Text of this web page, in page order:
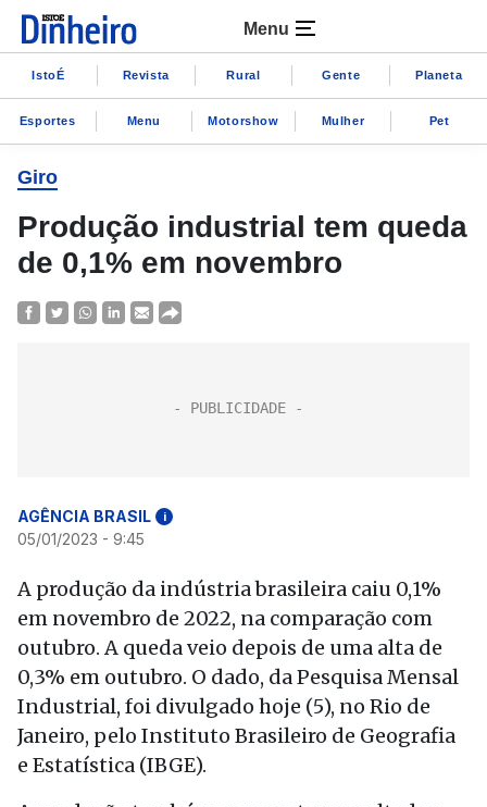
Menu
IstoÉ Revista Rural Gente Planeta
Esportes Menu Motorshow Mulher Pet
Giro
Produção industrial tem queda
de 0,1% em novembro
AGÊNCIA BRASIL i
05/01/2023 - 9:45
A produção da indústria brasileira caiu 0,1%
em novembro de 2022, na comparação com
outubro. A queda veio depois de uma alta de
0,3% em outubro. O dado, da Pesquisa Mensal
Industrial, foi divulgado hoje (5), no Rio de
Janeiro, pelo Instituto Brasileiro de Geografia
e Estatística (IBGE).